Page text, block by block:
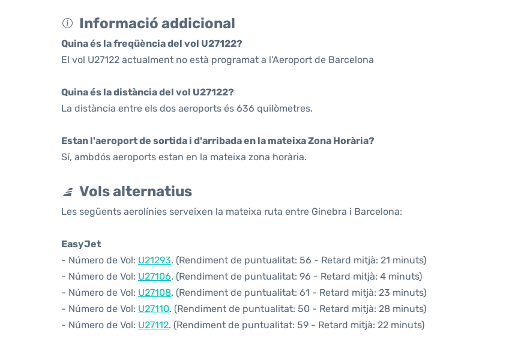
Informació addicional
Quina és la freqüència del vol U27122?
El vol U27122 actualment no està programat a l'Aeroport de Barcelona
Quina és la distància del vol U27122?
La distància entre els dos aeroports és 636 quilòmetres.
Estan l'aeroport de sortida i d'arribada en la mateixa Zona Horària?
Sí, ambdós aeroports estan en la mateixa zona horària.
Vols alternatius
Les següents aerolínies serveixen la mateixa ruta entre Ginebra i Barcelona:
EasyJet
- Número de Vol: U21293. (Rendiment de puntualitat: 56 - Retard mitjà: 21 minuts)
- Número de Vol: U27106. (Rendiment de puntualitat: 96 - Retard mitjà: 4 minuts)
- Número de Vol: U27108. (Rendiment de puntualitat: 61 - Retard mitjà: 23 minuts)
- Número de Vol: U27110. (Rendiment de puntualitat: 50 - Retard mitjà: 28 minuts)
- Número de Vol: U27112. (Rendiment de puntualitat: 59 - Retard mitjà: 22 minuts)